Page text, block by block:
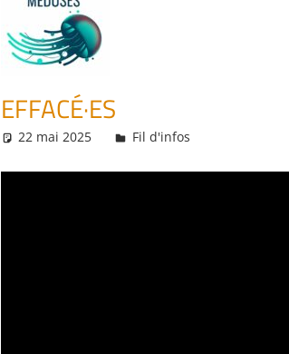
EFFACÉ·ES
22 mai 2025 Daniel
Fil d'infos